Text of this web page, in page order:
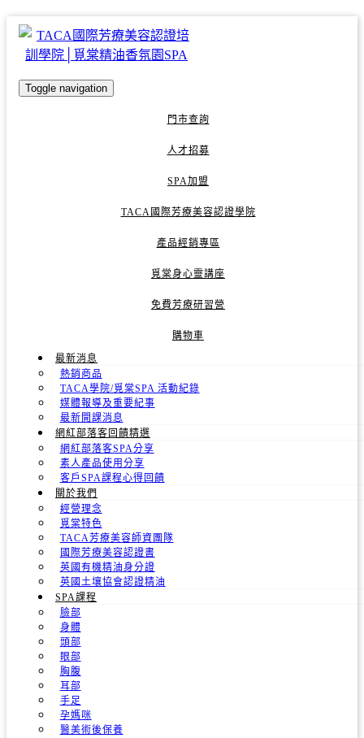
Toggle navigation
門市查詢
人才招募
SPA加盟
TACA國際芳療美容認證學院
產品經銷專區
覓棠身心靈講座
免費芳療研習營
購物車
最新消息
熱銷商品
TACA學院/覓棠SPA 活動紀錄
媒體報導及重要紀事
最新開課消息
網紅部落客回饋精選
網紅部落客SPA分享
素人產品使用分享
客戶SPA課程心得回饋
關於我們
經營理念
覓棠特色
TACA芳療美容師資團隊
國際芳療美容認證書
英國有機精油身分證
英國土壤協會認證精油
SPA課程
臉部
身體
頭部
眼部
胸腹
耳部
手足
孕媽咪
醫美術後保養